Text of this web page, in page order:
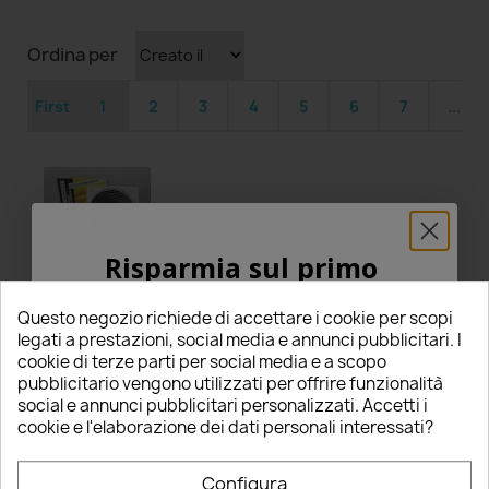
Ordina per
First 1 2 3 4 5 6 7 ...
Danilo G
06/08/2023
star Verified Purchaser
Qualità
perfetto per l’utilizzo che dovevo farne
Questo negozio richiede di accettare i cookie per scopi
legati a prestazioni, social media e annunci pubblicitari. I
cookie di terze parti per social media e a scopo
pubblicitario vengono utilizzati per offrire funzionalità
social e annunci pubblicitari personalizzati. Accetti i
cookie e l'elaborazione dei dati personali interessati?
Configura
Risparmia sul primo
5% PER TE!
Inserisci la tua email qui sotto per ricevere il
5% DI SCONTOsul tuo primo ordine!
Nome